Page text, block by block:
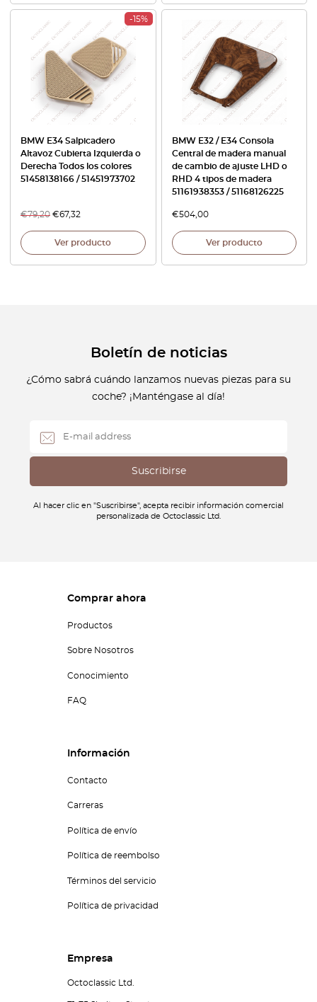
-15%
BMW E34 Salpicadero
Altavoz Cubierta Izquierda o
Derecha Todos los colores
51458138166 / 51451973702
€79,20 €67,32
Ver producto
BMW E32 / E34 Consola
Central de madera manual
de cambio de ajuste LHD o
RHD 4 tipos de madera
51161938353 / 51168126225
€504,00
Ver producto
Boletín de noticias
¿Cómo sabrá cuándo lanzamos nuevas piezas para su
coche? ¡Manténgase al día!
Al hacer clic en "Suscribirse", acepta recibir información comercial
personalizada de Octoclassic Ltd.
Comprar ahora
Productos
Sobre Nosotros
Conocimiento
FAQ
Información
Contacto
Carreras
Política de envío
Política de reembolso
Términos del servicio
Política de privacidad
Empresa
Octoclassic Ltd.